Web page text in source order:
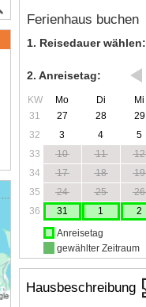
Ferienhaus buchen
1. Reisedauer wählen:
2. Anreisetag:
KW Mo Di Mi
31
27 28 29
32
3 4 5
33
10 11 12
34
17 18 19
35
24 25 26
36
31 1 2
Anreisetag
gewählter Zeitraum
Hausbeschreibung